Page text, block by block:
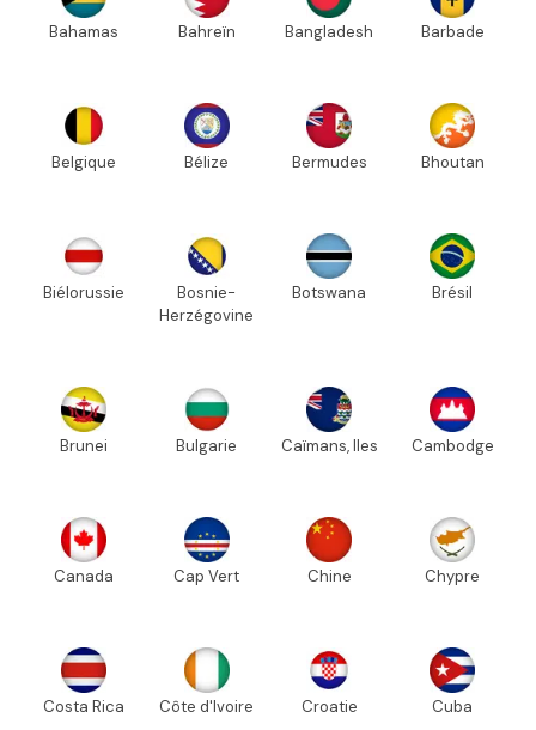
Bahamas Bahreïn Bangladesh Barbade
Belgique Bélize Bermudes Bhoutan
Biélorussie
Bosnie-
Herzégovine
Botswana Brésil
Brunei Bulgarie Caïmans, Iles Cambodge
Canada Cap Vert Chine Chypre
Costa Rica Côte d'Ivoire Croatie Cuba